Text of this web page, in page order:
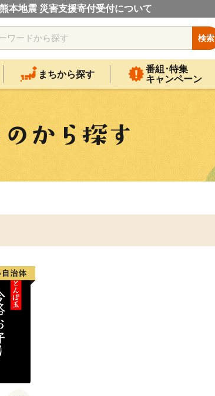
本地震 災害支援寄付受付について
検索
まちから探す
番組･特集
キャンペーン